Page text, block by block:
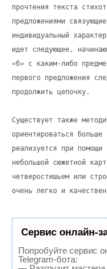
прочтения текста
предложениями
индивидуальный
идет следующее,
«б» с каким-либо
первого предложения
продолжить цепочку.
Существует также
ориентироваться
реализуется при помощи
небольшой сюжетной
четверостишьем или
очень легко и
Сервис онлайн-
Попробуйте сервис
Telegram-бота: